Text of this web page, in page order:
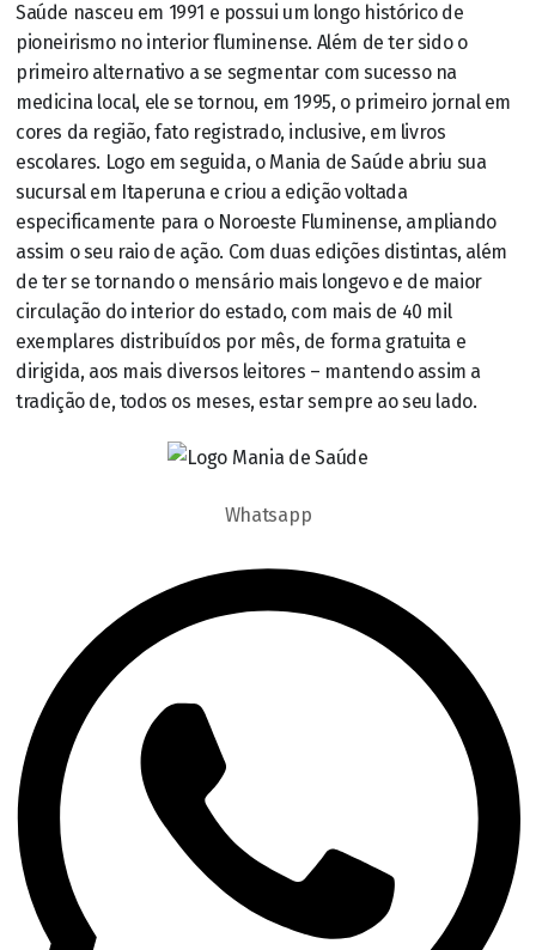
Saúde nasceu em 1991 e possui um longo histórico de
pioneirismo no interior fluminense. Além de ter sido o
primeiro alternativo a se segmentar com sucesso na
medicina local, ele se tornou, em 1995, o primeiro jornal em
cores da região, fato registrado, inclusive, em livros
escolares. Logo em seguida, o Mania de Saúde abriu sua
sucursal em Itaperuna e criou a edição voltada
especificamente para o Noroeste Fluminense, ampliando
assim o seu raio de ação. Com duas edições distintas, além
de ter se tornando o mensário mais longevo e de maior
circulação do interior do estado, com mais de 40 mil
exemplares distribuídos por mês, de forma gratuita e
dirigida, aos mais diversos leitores – mantendo assim a
tradição de, todos os meses, estar sempre ao seu lado.
Whatsapp